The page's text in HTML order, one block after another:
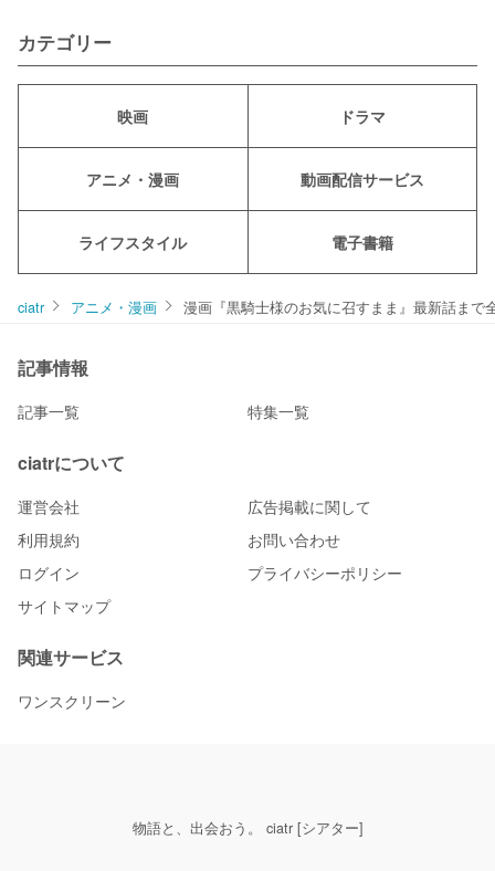
カテゴリー
映画 ドラマ
アニメ・漫画 動画配信サービス
ライフスタイル 電子書籍
ciatr アニメ・漫画 漫画『黒騎士様のお気に召すまま』最新話ま
記事情報
記事一覧 特集一覧
ciatrについて
運営会社
広告掲載に関して
利用規約
お問い合わせ
ログイン
プライバシーポリシー
サイトマップ
関連サービス
ワンスクリーン
物語と、出会おう。 ciatr [シアター]